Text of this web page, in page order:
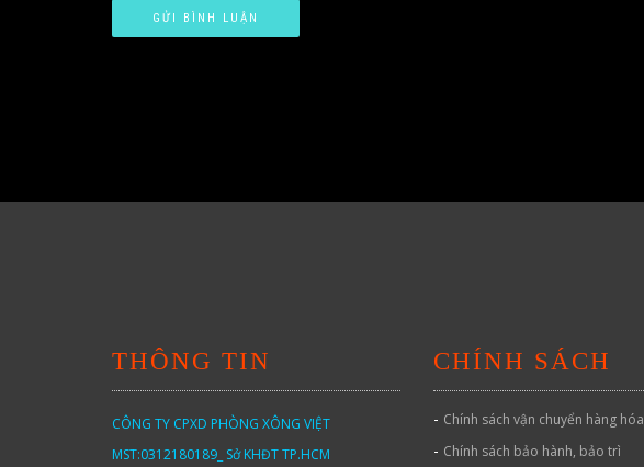
THÔNG TIN
CÔNG TY CPXD PHÒNG XÔNG VIỆT
MST:0312180189_ Sở KHĐT TP.HCM
CHÍNH SÁCH
- Chính sách vận chuyển hàng hóa
- Chính sách bảo hành, bảo trì